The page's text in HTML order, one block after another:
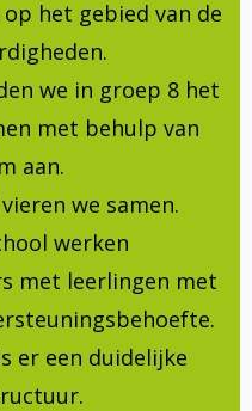
het gebied van de
we in groep 8 het
met behulp van
aan.
we samen.
werken
met leerlingen met
er een duidelijke